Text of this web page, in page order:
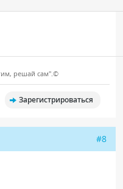
решай сам".©
Зарегистрироваться
#8